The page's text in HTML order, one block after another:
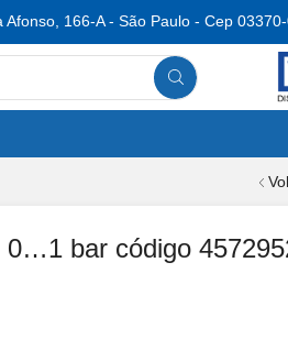
Afonso, 166-A - São Paulo - Cep
0…1 bar código